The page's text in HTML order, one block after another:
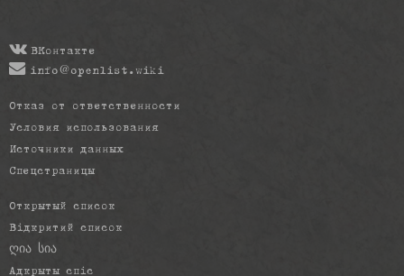
ВКонтакте
info@openlist.wiki
Отказ от ответственности
Условия использования
Источники данных
Спецстраницы
Открытый список
Відкритий список
ღია სია
Адкрыты спіс